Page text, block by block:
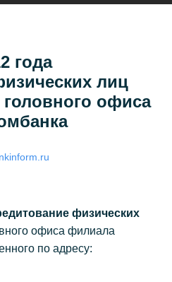
года
лиц
головного офиса
физических
офиса филиала
по адресу: